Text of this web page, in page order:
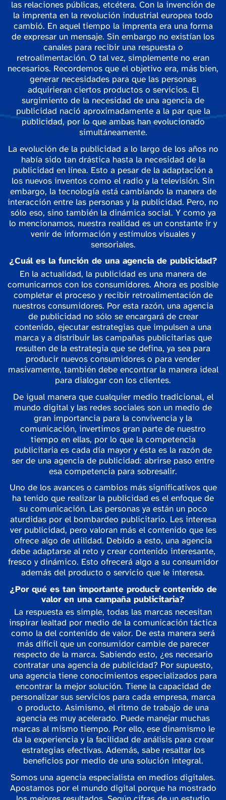
las relaciones públicas, etcétera. Con la invención de
la imprenta en la revolución industrial europea todo
cambió. En aquel tiempo la imprenta era una forma
de expresar un mensaje. Sin embargo no existían los
canales para recibir una respuesta o
retroalimentación. O tal vez, simplemente no eran
necesarios. Recordemos que el objetivo era, más bien,
generar necesidades para que las personas
adquirieran ciertos productos o servicios. El
surgimiento de la necesidad de una agencia de
publicidad nació aproximadamente a la par que la
publicidad, por lo que ambas han evolucionado
simultáneamente.
La evolución de la publicidad a lo largo de los años no
había sido tan drástica hasta la necesidad de la
publicidad en línea. Esto a pesar de la adaptación a
los nuevos inventos como el radio y la televisión. Sin
embargo, la tecnología está cambiando la manera de
interacción entre las personas y la publicidad. Pero, no
sólo eso, sino también la dinámica social. Y como ya
lo mencionamos, nuestra realidad es un constante ir y
venir de información y estímulos visuales y
sensoriales.
¿Cuál es la función de una agencia de publicidad?
En la actualidad, la publicidad es una manera de
comunicarnos con los consumidores. Ahora es posible
completar el proceso y recibir retroalimentación de
nuestros consumidores. Por esta razón, una agencia
de publicidad no sólo se encargará de crear
contenido, ejecutar estrategias que impulsen a una
marca y a distribuir las campañas publicitarias que
resulten de la estrategia que se defina, ya sea para
producir nuevos consumidores o para vender
masivamente, también debe encontrar la manera ideal
para dialogar con los clientes.
De igual manera que cualquier medio tradicional, el
mundo digital y las redes sociales son un medio de
gran importancia para la convivencia y la
comunicación, invertimos gran parte de nuestro
tiempo en ellas, por lo que la competencia
publicitaria es cada día mayor y ésta es la razón de
ser de una agencia de publicidad: abrirse paso entre
esa competencia para sobresalir.
Uno de los avances o cambios más significativos que
ha tenido que realizar la publicidad es el enfoque de
su comunicación. Las personas ya están un poco
aturdidas por el bombardeo publicitario. Les interesa
ver publicidad, pero valoran más el contenido que les
ofrece algo de utilidad. Debido a esto, una agencia
debe adaptarse al reto y crear contenido interesante,
fresco y dinámico. Esto ofrecerá algo a su consumidor
además del producto o servicio que le interesa.
¿Por qué es tan importante producir contenido de
valor en una campaña publicitaria?
La respuesta es simple, todas las marcas necesitan
inspirar lealtad por medio de la comunicación táctica
como la del contenido de valor. De esta manera será
más difícil que un consumidor cambie de parecer
respecto de la marca. Sabiendo esto, ¿es necesario
contratar una agencia de publicidad? Por supuesto,
una agencia tiene conocimientos especializados para
encontrar la mejor solución. Tiene la capacidad de
personalizar sus servicios para cada empresa, marca
o producto. Asimismo, el ritmo de trabajo de una
agencia es muy acelerado. Puede manejar muchas
marcas al mismo tiempo. Por ello, ese dinamismo le
da la experiencia y la facilidad de análisis para crear
estrategias efectivas. Además, sabe resaltar los
beneficios por medio de una solución integral.
Somos una agencia especialista en medios digitales.
Apostamos por el mundo digital porque ha mostrado